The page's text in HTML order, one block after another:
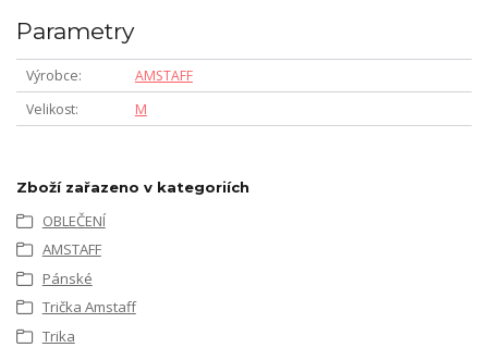
Parametry
Výrobce
AMSTAFF
Velikost
M
Zboží zařazeno v kategoriích
OBLEČENÍ
AMSTAFF
Pánské
Trička Amstaff
Trika